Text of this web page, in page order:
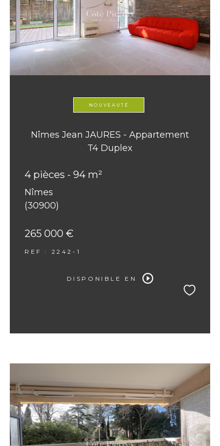
NOUVEAUTÉ
Nîmes Jean JAURES - Appartement
T4 Duplex
4 pièces - 94 m²
Nîmes
(30900)
265 000 €
REF : 2242-1
DISPONIBLE EN